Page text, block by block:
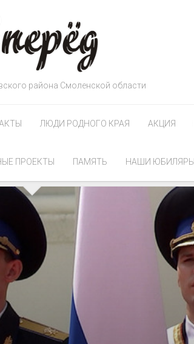
района Смоленской области
ЛЮДИ РОДНОГО КРАЯ АКЦИЯ
ПРОЕКТЫ ПАМЯТЬ НАШИ ЮБИЛЯРЫ